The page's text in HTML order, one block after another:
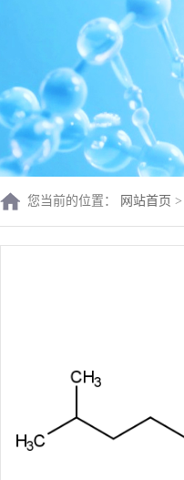
您当前的位置： 网站首页 >